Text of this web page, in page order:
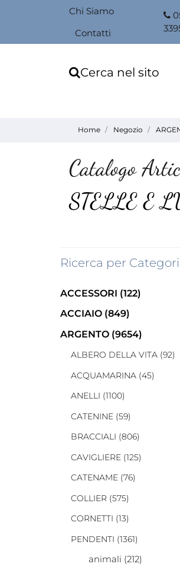
Chi Siamo
Contatti
Cerca nel sito
Home Negozio
Catalogo
STELLE E
Ricerca per
ACCESSORI (122)
ACCIAIO (849)
ARGENTO (9654)
ALBERO DELLA VITA (92)
ACQUAMARINA (45)
ANELLI (1100)
CATENINE (59)
BRACCIALI (806)
CAVIGLIERE (125)
CATENAME (76)
COLLIER (575)
CORNETTI (13)
PENDENTI (1361)
animali (212)